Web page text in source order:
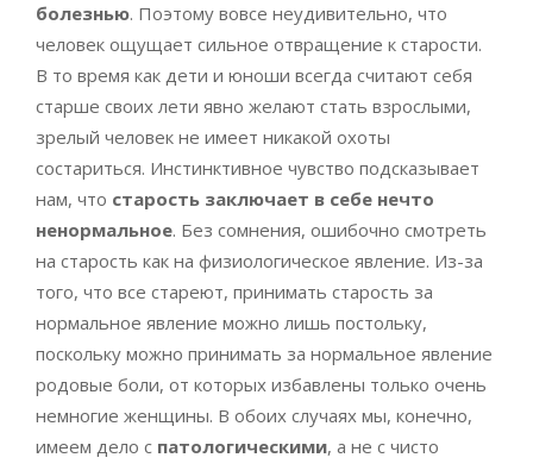
болезнью. Поэтому вовсе неудивительно, что
человек ощущает сильное отвращение к старости.
В то время как дети и юноши всегда считают себя
старше своих лети явно желают стать взрослыми,
зрелый человек не имеет никакой охоты
состариться. Инстинктивное чувство подсказывает
нам, что старость заключает в себе нечто
ненормальное. Без сомнения, ошибочно смотреть
на старость как на физиологическое явление. Из-за
того, что все стареют, принимать старость за
нормальное явление можно лишь постольку,
поскольку можно принимать за нормальное явление
родовые боли, от которых избавлены только очень
немногие женщины. В обоих случаях мы, конечно,
имеем дело с патологическими, а не с чисто